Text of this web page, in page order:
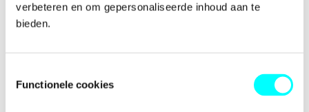
verbeteren en om gepersonaliseerde inhoud aan te
bieden.
Functionele cookies
-side exception has occurred while